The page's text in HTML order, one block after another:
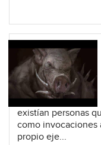
existían personas
como invocaciones
propio eje...